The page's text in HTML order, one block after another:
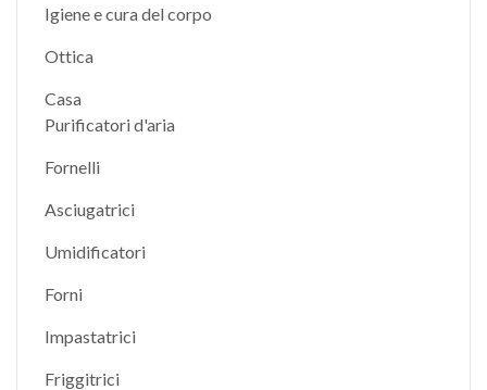
Igiene e cura del corpo
Ottica
Casa
Purificatori d'aria
Fornelli
Asciugatrici
Umidificatori
Forni
Impastatrici
Friggitrici